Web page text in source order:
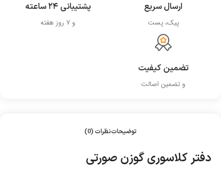
ارسال سریع
پیک، پست
پشتیبانی ۲۴ ساعته
و ۷ روز هفته
تضمین کیفیت
و تضمین اصالت
توضیحاتنظرات (0)
دفتر کلاسوری گوزن صورتی